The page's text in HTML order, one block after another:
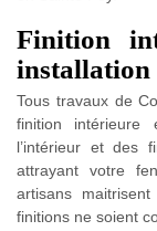
Finition
installation
Tous travaux de
finition intérieure
l’intérieur et des
attrayant votre
artisans
finitions ne soient